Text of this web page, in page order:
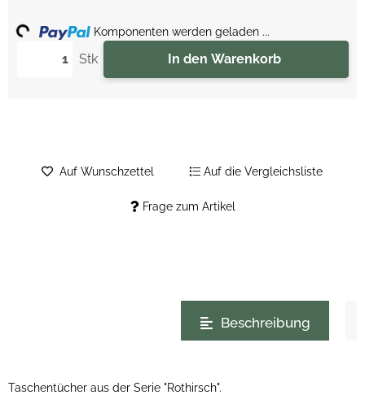
Stk In den Warenkorb
Komponenten werden geladen ...
Frage zum Artikel
Auf Wunschzettel Auf die Vergleichsliste
Beschreibung
Taschentücher aus der Serie "Rothirsch".